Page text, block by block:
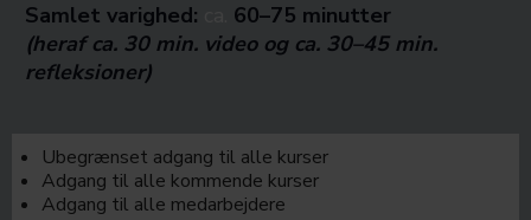
Samlet varighed:
60–75 minutter
(heraf ca. 30 min. video og ca. 30–45 min.
refleksioner)
Ubegrænset adgang til alle kurser
Adgang til alle kommende kurser
Adgang til alle medarbejdere